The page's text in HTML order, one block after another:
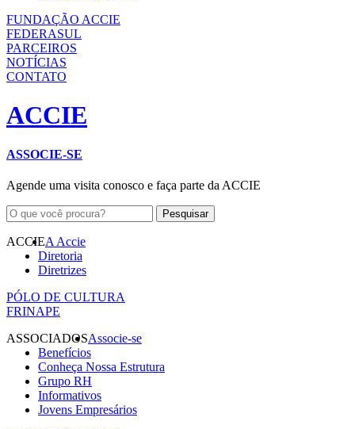
FUNDAÇÃO ACCIE
FEDERASUL
PARCEIROS
NOTÍCIAS
CONTATO
ACCIE
ASSOCIE-SE
Agende uma visita conosco e faça parte da ACCIE
ACCIEA Accie
Diretoria
Diretrizes
PÓLO DE CULTURA
FRINAPE
ASSOCIADOSAssocie-se
Benefícios
Conheça Nossa Estrutura
Grupo RH
Informativos
Jovens Empresários